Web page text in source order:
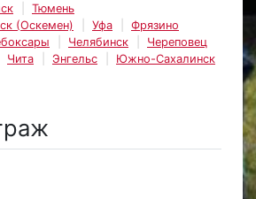
Тюмень
(Оскемен)
Уфа
Фрязино
Челябинск
Череповец
Чита Энгельс
Южно-Сахалинск